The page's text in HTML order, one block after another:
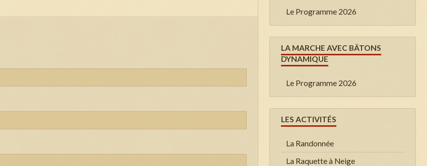
Le Programme 2026
LA MARCHE AVEC BÂTONS
DYNAMIQUE
Le Programme 2026
LES ACTIVITÉS
La Randonnée
La Raquette à Neige